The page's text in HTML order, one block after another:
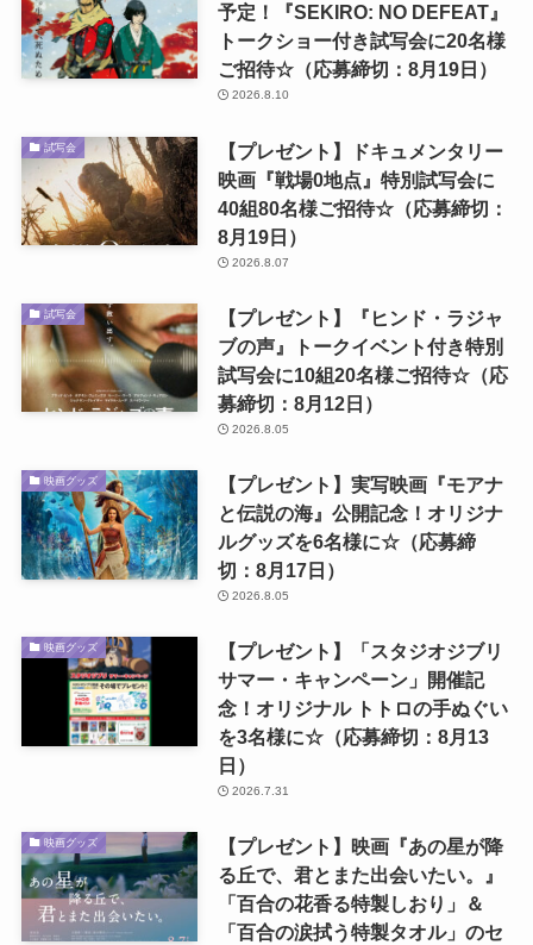
予定！『SEKIRO: NO DEFEAT』
トークショー付き試写会に20名様
ご招待☆（応募締切：8月19日）
2026.8.10
試写会
【プレゼント】ドキュメンタリー
映画『戦場0地点』特別試写会に
40組80名様ご招待☆（応募締切：
8月19日）
2026.8.07
試写会
【プレゼント】『ヒンド・ラジャ
ブの声』トークイベント付き特別
試写会に10組20名様ご招待☆（応
募締切：8月12日）
2026.8.05
映画グッズ
【プレゼント】実写映画『モアナ
と伝説の海』公開記念！オリジナ
ルグッズを6名様に☆（応募締
切：8月17日）
2026.8.05
映画グッズ
【プレゼント】「スタジオジブリ
サマー・キャンペーン」開催記
念！オリジナル トトロの手ぬぐい
を3名様に☆（応募締切：8月13
日）
2026.7.31
映画グッズ
【プレゼント】映画『あの星が降
る丘で、君とまた出会いたい。』
「百合の花香る特製しおり」＆
「百合の涙拭う特製タオル」のセ